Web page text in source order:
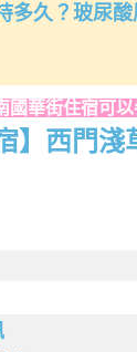
多久？玻尿
國華街住宿可
】西門